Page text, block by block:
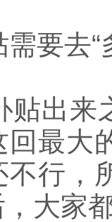
要去“
出来
回最大
不行，
大家